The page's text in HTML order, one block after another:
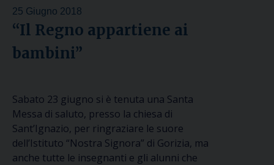
25 Giugno 2018
“Il Regno appartiene ai
bambini”
Sabato 23 giugno si è tenuta una Santa
Messa di saluto, presso la chiesa di
Sant’Ignazio, per ringraziare le suore
dell’Istituto “Nostra Signora” di Gorizia, ma
anche tutte le insegnanti e gli alunni che